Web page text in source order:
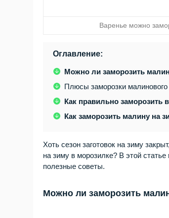
Варенье можно
Оглавление:
Можно ли заморозить
Плюсы заморозки малинового
Как правильно заморозить
Как заморозить малину на
Хоть сезон заготовок на зиму
на зиму в морозилке? В этой
полезные советы.
Можно ли заморозить